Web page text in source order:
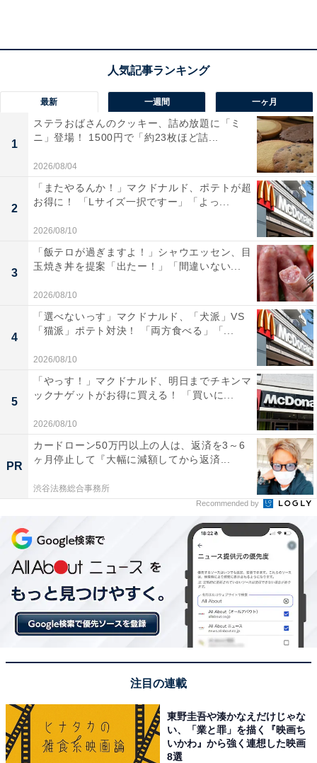
バーガーキング流 逆襲のマーケティング UNDERDOG
MARKETING
Amazonで見る
次ページ
バーガーキング公式Xの投稿も見
る！
こちらもおすすめ
「マックの真似してて草」バーガーキングのキ
ャンペーンに反響「お前の勝ちだよバーキン
最新 一週間 一ヶ月
1
ステラおばさんのクッキー、詰め放題に「ミ
ニ」登場！ 1500円で「約23枚ほど詰...
2026/08/04
2
「またやるんか！」マクドナルド、ポテトが超
お得に！ 「Lサイズ一択ですー」「よっ...
2026/08/10
3
「飯テロが過ぎますよ！」シャウエッセン、目
玉焼き丼を提案「出たー！」「間違いない...
2026/08/10
4
「選べないっす」マクドナルド、「犬派」VS
「猫派」ポテト対決！ 「両方食べる」「...
2026/08/10
5
「やっす！」マクドナルド、明日までチキンマ
ックナゲットがお得に買える！ 「買いに...
2026/08/10
PR
カードローン50万円以上の人は、返済を3～6
ヶ月停止して『大幅に減額してから返済...
渋谷法務総合事務所
Recommended by
注目の連載
東野圭吾や湊かなえだけじゃな
い、「業と罪」を描く『映画ち
いかわ』から強く連想した映画
8選